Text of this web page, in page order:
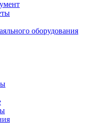
оборудования